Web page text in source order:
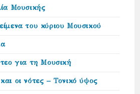
Μουσικής
του κύριου Μουσικού
για τη Μουσική
οι νότες – Τονικό ύψος